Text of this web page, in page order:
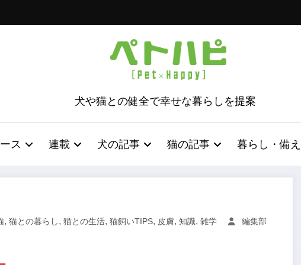
犬や猫との健全で幸せな暮らしを提案
ス 連載 犬の記事 猫の記事 暮らし・備え
, 猫との暮らし, 猫との生活, 猫飼いTIPS, 皮膚, 知識, 雑学 編集部